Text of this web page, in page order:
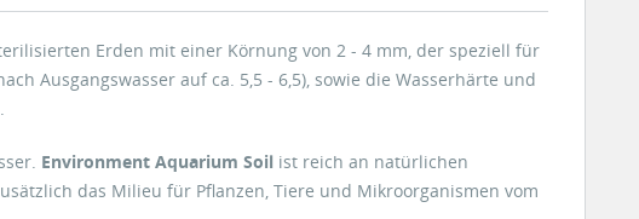
Erden mit einer Körnung von 2 - 4 mm, der speziell für
Ausgangswasser auf ca. 5,5 - 6,5), sowie die Wasserhärte und
Environment Aquarium Soil ist reich an natürlichen
das Milieu für Pflanzen, Tiere und Mikroorganismen vom